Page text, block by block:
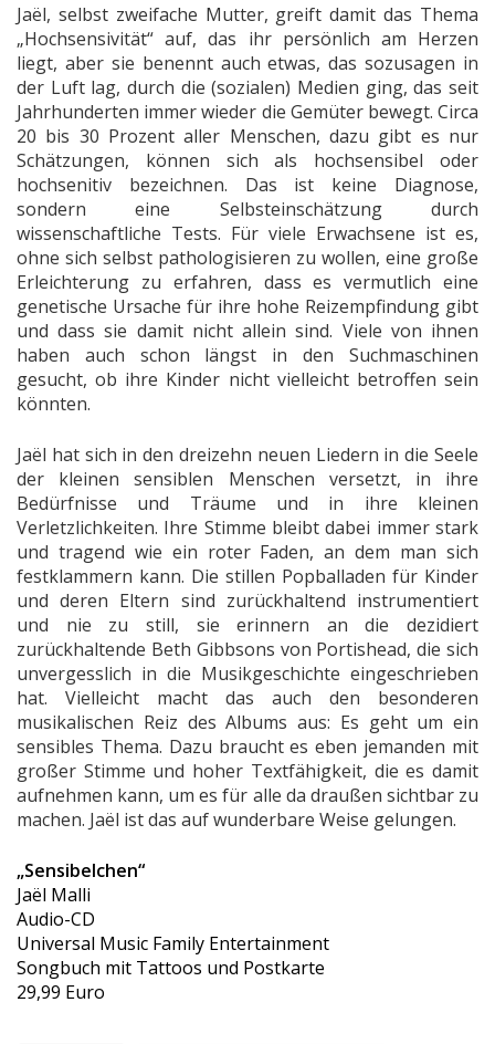
Jaël, selbst zweifache Mutter, greift damit das Thema
„Hochsensivität“ auf, das ihr persönlich am Herzen
liegt, aber sie benennt auch etwas, das sozusagen in
der Luft lag, durch die (sozialen) Medien ging, das seit
Jahrhunderten immer wieder die Gemüter bewegt. Circa
20 bis 30 Prozent aller Menschen, dazu gibt es nur
Schätzungen, können sich als hochsensibel oder
hochsenitiv bezeichnen. Das ist keine Diagnose,
sondern eine Selbsteinschätzung durch
wissenschaftliche Tests. Für viele Erwachsene ist es,
ohne sich selbst pathologisieren zu wollen, eine große
Erleichterung zu erfahren, dass es vermutlich eine
genetische Ursache für ihre hohe Reizempfindung gibt
und dass sie damit nicht allein sind. Viele von ihnen
haben auch schon längst in den Suchmaschinen
gesucht, ob ihre Kinder nicht vielleicht betroffen sein
könnten.
Jaël hat sich in den dreizehn neuen Liedern in die Seele
der kleinen sensiblen Menschen versetzt, in ihre
Bedürfnisse und Träume und in ihre kleinen
Verletzlichkeiten. Ihre Stimme bleibt dabei immer stark
und tragend wie ein roter Faden, an dem man sich
festklammern kann. Die stillen Popballaden für Kinder
und deren Eltern sind zurückhaltend instrumentiert
und nie zu still, sie erinnern an die dezidiert
zurückhaltende Beth Gibbsons von Portishead, die sich
unvergesslich in die Musikgeschichte eingeschrieben
hat. Vielleicht macht das auch den besonderen
musikalischen Reiz des Albums aus: Es geht um ein
sensibles Thema. Dazu braucht es eben jemanden mit
großer Stimme und hoher Textfähigkeit, die es damit
aufnehmen kann, um es für alle da draußen sichtbar zu
machen. Jaël ist das auf wunderbare Weise gelungen.
„Sensibelchen“
Jaël Malli
Audio-CD
Universal Music Family Entertainment
Songbuch mit Tattoos und Postkarte
29,99 Euro